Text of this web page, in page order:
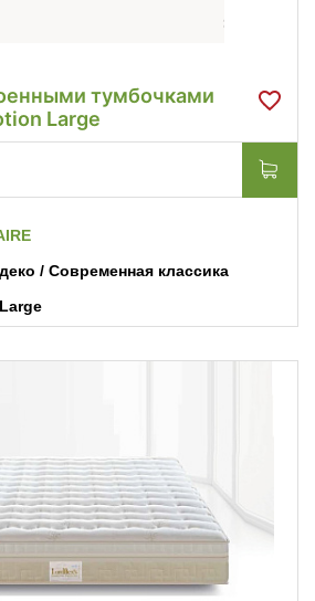
тумбочками
Large
/ Современная классика